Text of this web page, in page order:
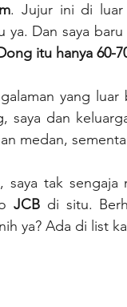
ya. Dan saya
itu hanya 60-
yang
saya dan
medan,
tak sengaja
JCB di situ.
ya? Ada di list